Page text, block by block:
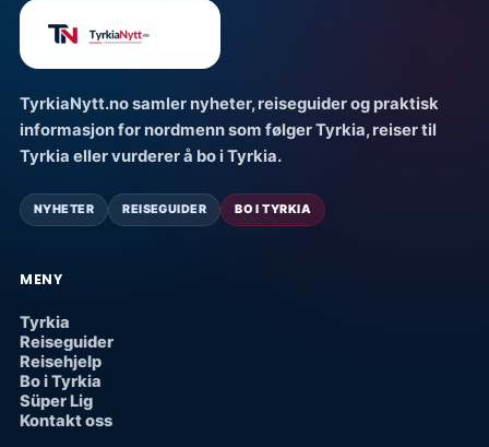
TyrkiaNytt.no samler nyheter, reiseguider og praktisk
informasjon for nordmenn som følger Tyrkia, reiser til
Tyrkia eller vurderer å bo i Tyrkia.
NYHETER REISEGUIDER BO I TYRKIA
MENY
Tyrkia
Reiseguider
Reisehjelp
Bo i Tyrkia
Süper Lig
Kontakt oss